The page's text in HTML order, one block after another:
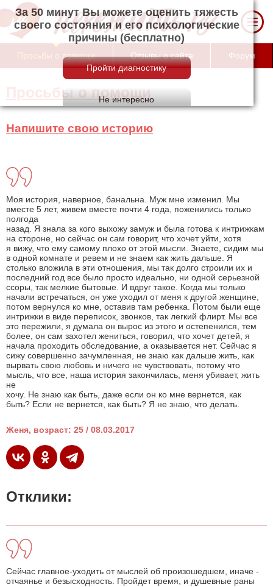
За 50 минут Вы можете оценить тяжесть
своего состояния и его психологические
причины (бесплатно)
Просьбы о помощи Отзывы о сайте Форум
Просьбы о помощи
Напишите свою историю
Моя история, наверное, банальна. Муж мне изменил. Мы
вместе 5 лет, живем вместе почти 4 года, поженились только
полгода
назад. Я знала за кого выхожу замуж и была готова к интрижкам
на стороне, но сейчас он сам говорит, что хочет уйти, хотя
я вижу, что ему самому плохо от этой мысли. Знаете, сидим мы
в одной комнате и ревем и не знаем как жить дальше. Я
столько вложила в эти отношения, мы так долго строили их и
последний год все было просто идеально, ни одной серьезной
ссоры, так мелкие бытовые. И вдруг такое. Когда мы только
начали встречаться, он уже уходил от меня к другой женщине,
потом вернулся ко мне, оставив там ребенка. Потом были еще
интрижки в виде переписок, звонков, так легкий флирт. Мы все
это пережили, я думала он вырос из этого и остепенился, тем
более, он сам захотел жениться, говорил, что хочет детей, я
начала проходить обследование, а оказывается нет. Сейчас я
сижу совершенно зачумленная, не знаю как дальше жить, как
вырвать свою любовь и ничего не чувствовать, потому что
мысль, что все, наша история закончилась, меня убивает, жить
не
хочу. Не знаю как быть, даже если он ко мне вернется, как
быть? Если не вернется, как быть? Я не знаю, что делать.
Женя, возраст: 25 / 08.03.2017
Отклики:
Сейчас главное-уходить от мыслей об произошедшем, иначе -
отчаянье и безысходность. Пройдет время, и душевные раны